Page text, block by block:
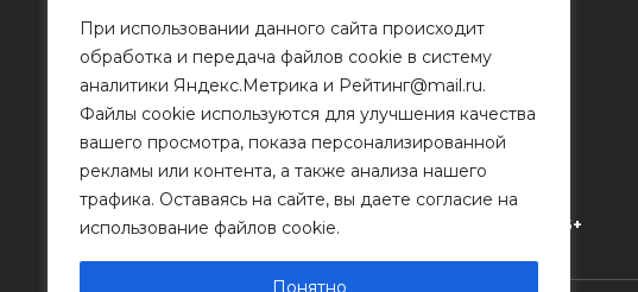
При использовании данного сайта происходит
обработка и передача файлов cookie в систему
аналитики Яндекс.Метрика и Рейтинг@mail.ru.
Файлы cookie используются для улучшения качества
вашего просмотра, показа персонализированной
рекламы или контента, а также анализа нашего
трафика. Оставаясь на сайте, вы даете согласие на
использование файлов cookie.
Понятно
Рязанское информационное агентство
390023, г. Рязань, ул. Горького, д. 32
Телефон: 8 (4912) 46-34-04
Информационные материалы предоставлены
для размещения на сайте их правообладателями.
16+